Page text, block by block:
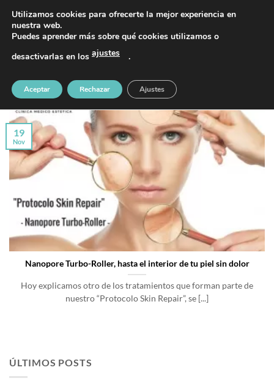
contenido
PIDE TU CITA AL TELÉFONO 637 42 97 25
ARCHIVOS DE ETIQUETAS:
ÚLTIMOS POSTS
Nanopore Turbo-Roller, hasta el interior de tu piel sin dolor
Hoy explicamos otro de los tratamientos que forman parte de
nuestro “Protocolo Skin Repair”, se [...]
19
Nov
Utilizamos cookies para ofrecerte la mejor experiencia en
nuestra web.
Puedes aprender más sobre qué cookies utilizamos o
desactivarlas en los ajustes .
Aceptar Rechazar Ajustes